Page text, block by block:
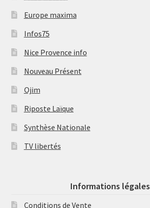
Europe maxima
Infos75
Nice Provence info
Nouveau Présent
Ojim
Riposte Laïque
Synthèse Nationale
TV libertés
Informations légales
Conditions de Vente